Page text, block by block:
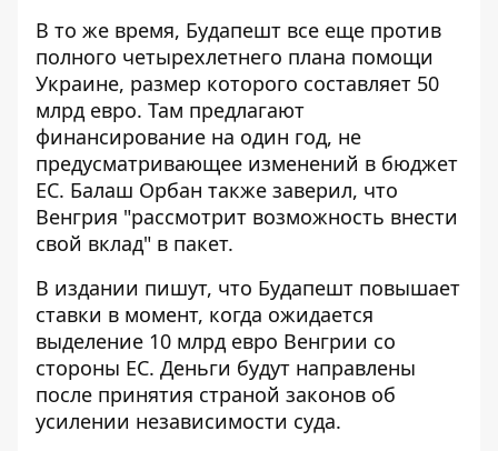
В то же время, Будапешт все еще против
полного четырехлетнего плана помощи
Украине, размер которого составляет 50
млрд евро. Там предлагают
финансирование на один год, не
предусматривающее изменений в бюджет
ЕС. Балаш Орбан также заверил, что
Венгрия "рассмотрит возможность внести
свой вклад" в пакет.
В издании пишут, что Будапешт повышает
ставки в момент, когда ожидается
выделение 10 млрд евро Венгрии со
стороны ЕС. Деньги будут направлены
после принятия страной законов об
усилении независимости суда.